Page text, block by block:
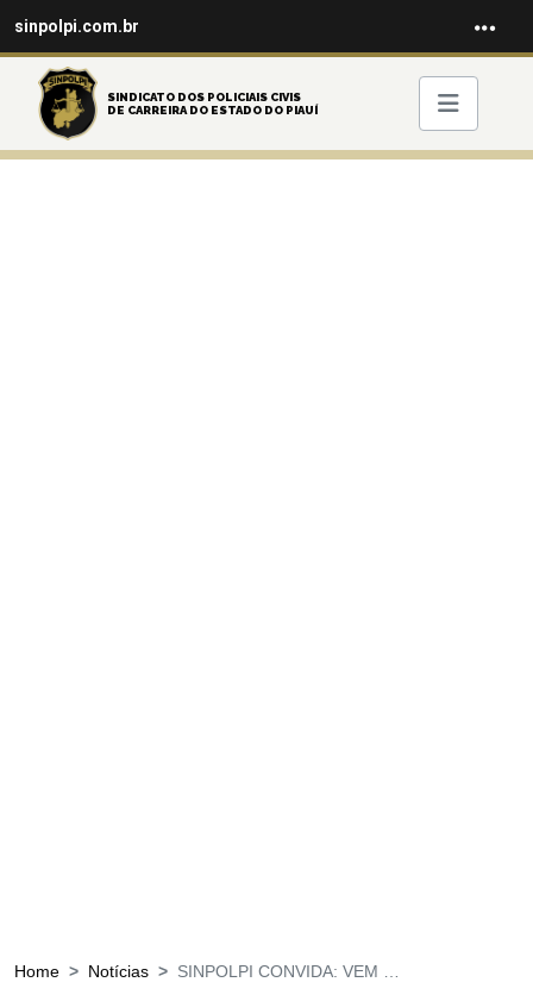
sinpolpi.com.br
SINDICATO DOS POLICIAIS CIVIS
DE CARREIRA DO ESTADO DO PIAUÍ
Home Notícias SINPOLPI CONVIDA: VEM …